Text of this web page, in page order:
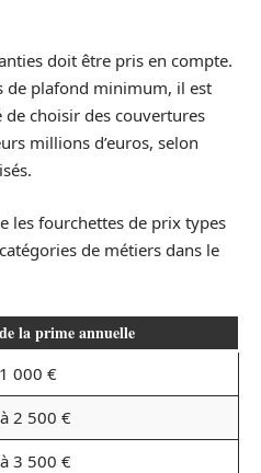
doit être pris en compte.
de plafond minimum, il est
choisir des couvertures
millions d’euros, selon
les fourchettes de prix types
de métiers dans le
la prime annuelle
000 €
2 500 €
3 500 €